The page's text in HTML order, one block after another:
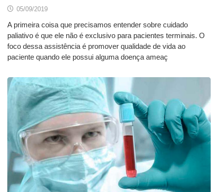
05/09/2019
A primeira coisa que precisamos entender sobre cuidado
paliativo é que ele não é exclusivo para pacientes terminais. O
foco dessa assistência é promover qualidade de vida ao
paciente quando ele possui alguma doença ameaç